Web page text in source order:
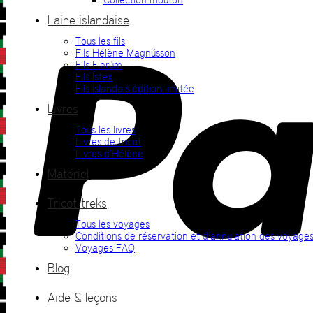
Laine islandaise
Tous les fils
Fils Hélène Magnússon
Fils Einrúm
Fils Ístex
Fils islandais édition limitée
Livres
Tous les livres
Livres de tricot
Livres d’Hélène
Matériel
Tricot-treks
Tous les voyages
Conditions de réservation et d’annulation des voyages
Voyages FAQ
Blog
Aide & leçons